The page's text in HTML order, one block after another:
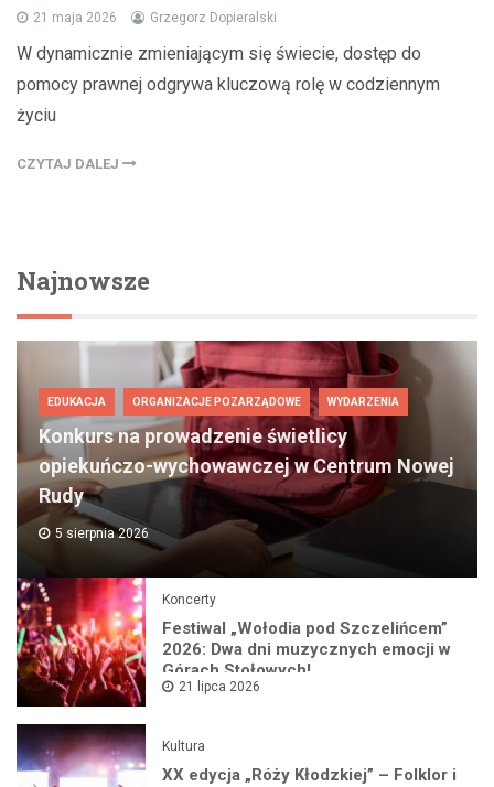
21 maja 2026 Grzegorz Dopieralski
W dynamicznie zmieniającym się świecie, dostęp do
pomocy prawnej odgrywa kluczową rolę w codziennym
życiu
CZYTAJ DALEJ
Najnowsze
EDUKACJA ORGANIZACJE POZARZĄDOWE WYDARZENIA
Konkurs na prowadzenie świetlicy
opiekuńczo-wychowawczej w Centrum Nowej
Rudy
5 sierpnia 2026
Koncerty
Festiwal „Wołodia pod Szczelińcem”
2026: Dwa dni muzycznych emocji w
Górach Stołowych!
21 lipca 2026
Kultura
XX edycja „Róży Kłodzkiej” – Folklor i